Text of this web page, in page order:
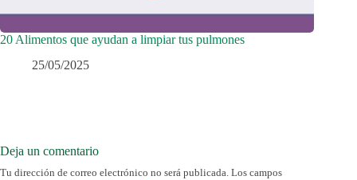
20 Alimentos que ayudan a limpiar tus pulmones
25/05/2025
Deja un comentario
Tu dirección de correo electrónico no será publicada. Los campos